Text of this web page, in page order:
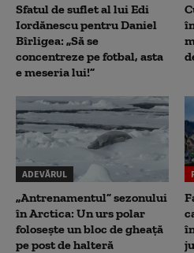
Sfatul de suflet al lui Edi
Iordănescu pentru Daniel
Bîrligea: „Să se
concentreze pe fotbal, asta
e meseria lui!”
ADEVĂRUL
„Antrenamentul” sezonului
în Arctica: Un urs polar
folosește un bloc de gheață
pe post de halteră